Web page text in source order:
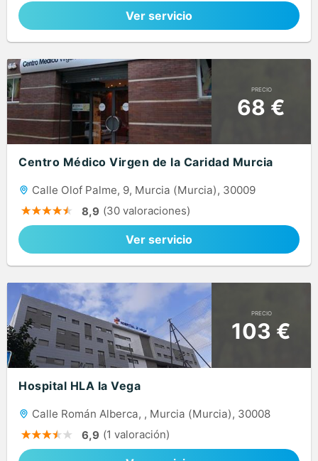
Ver servicio
PRECIO
68 €
Centro Médico Virgen de la Caridad Murcia
Calle Olof Palme, 9, Murcia (Murcia), 30009
8,9 (30 valoraciones)
Ver servicio
PRECIO
103 €
Hospital HLA la Vega
Calle Román Alberca, , Murcia (Murcia), 30008
6,9 (1 valoración)